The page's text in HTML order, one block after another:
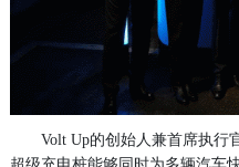
Volt Up的创始人兼首席执行